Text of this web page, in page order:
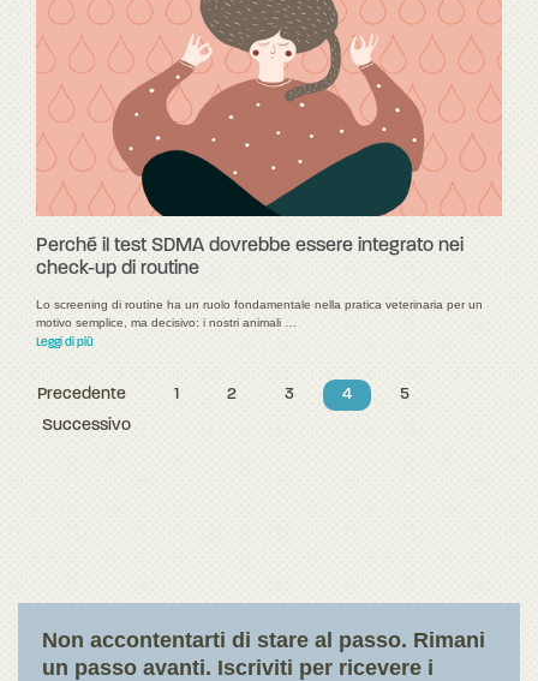
Perché il test SDMA dovrebbe essere integrato nei
check-up di routine
Lo screening di routine ha un ruolo fondamentale nella pratica veterinaria per un
motivo semplice, ma decisivo: i nostri animali …
Leggi di più
Precedente 1 2 3 4
5
Successivo
Non accontentarti di stare al passo. Rimani
un passo avanti. Iscriviti per ricevere i